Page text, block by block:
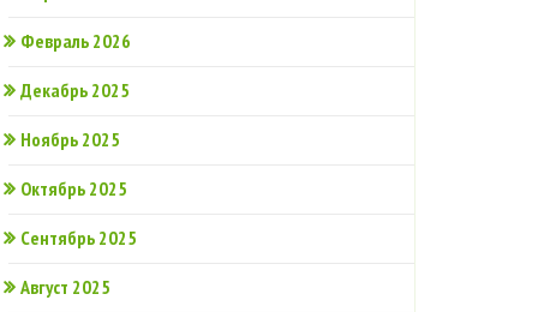
Февраль 2026
Декабрь 2025
Ноябрь 2025
Октябрь 2025
Сентябрь 2025
Август 2025